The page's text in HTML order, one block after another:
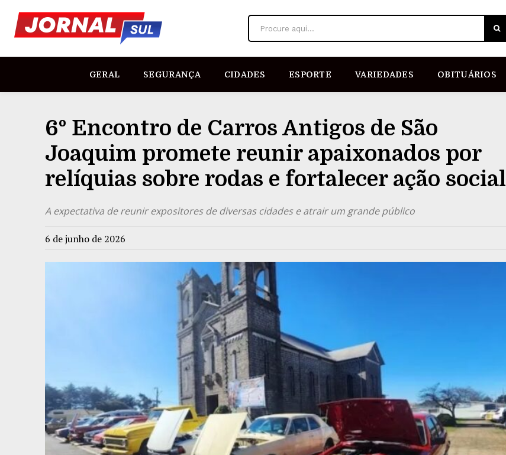
Procure aqui...
GERAL SEGURANÇA CIDADES ESPORTE VARIEDADES OBITUÁRIOS
6º Encontro de Carros Antigos de São
Joaquim promete reunir apaixonados por
relíquias sobre rodas e fortalecer ação social
A expectativa de reunir expositores de diversas cidades e atrair um grande público
6 de junho de 2026